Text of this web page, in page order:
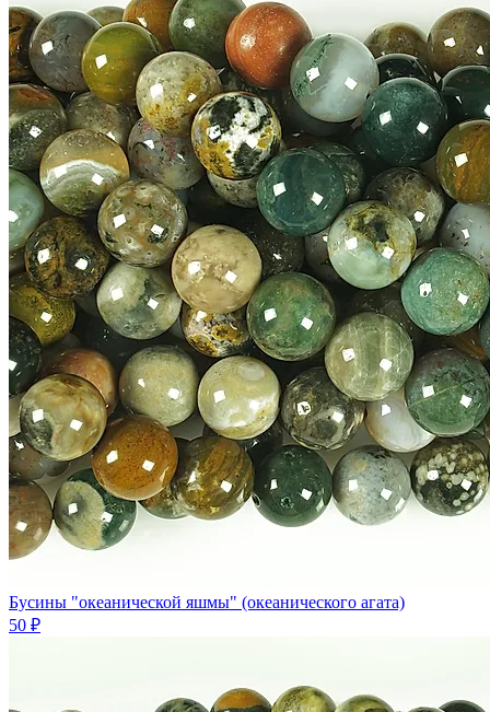
Бусины "океанической яшмы" (океанического агата)
50 ₽